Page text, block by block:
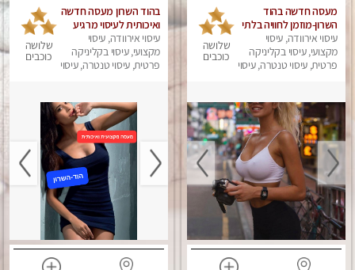
מעסה חדשה בהוד
השרון-מוזמן לחוויה בלתי
נשכחת!!!עיסוי מפנק
ביותר במקום פרטי
לחלוטין!
עיסוי אירוודה, עיסוי
מקצועי, עיסוי בקליניקה
פרטית, עיסוי טנטרה, עיסוי
שלושה
כוכבים
בהוד השרון מעסה חדשה
ואיכותית לעיסוי מרגיע
ומפנק VIP-מומלץ
לחלוטין! פרטי! ​​​​​​ Highly
recommended
עיסוי אירוודה, עיסוי
מקצועי, עיסוי בקליניקה
פרטית, עיסוי טנטרה, עיסוי
שלושה
כוכבים